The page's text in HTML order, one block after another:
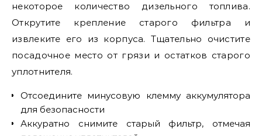
некоторое количество дизельного топлива.
Открутите крепление старого фильтра и
извлеките его из корпуса. Тщательно очистите
посадочное место от грязи и остатков старого
уплотнителя.
Отсоедините минусовую клемму аккумулятора
для безопасности
Аккуратно снимите старый фильтр, отмечая